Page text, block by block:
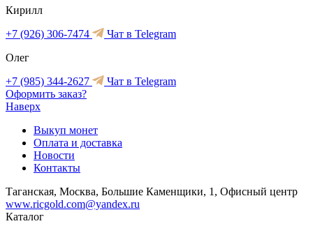
Кирилл
+7 (926) 306-7474
Чат в Telegram
Олег
+7 (985) 344-2627
Чат в Telegram
Оформить заказ?
Наверх
Выкуп монет
Оплата и доставка
Новости
Контакты
Таганская, Москва, Большие Каменщики, 1, Офисный центр
www.ricgold.com@yandex.ru
Каталог